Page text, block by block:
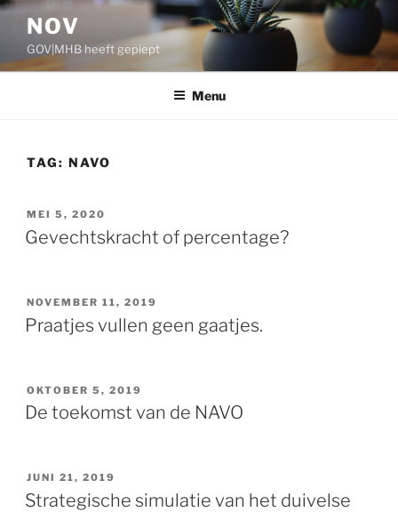
Ga
inhoud
NOV
GOV|MHB heeft gepiept
Menu
TAG: NAVO
GEPLAATST
OP
MEI 5, 2020
Gevechtskracht of percentage?
GEPLAATST
OP
NOVEMBER 11, 2019
Praatjes vullen geen gaatjes.
GEPLAATST
OP
OKTOBER 5, 2019
De toekomst van de NAVO
GEPLAATST
OP
JUNI 21, 2019
Strategische simulatie van het duivelse